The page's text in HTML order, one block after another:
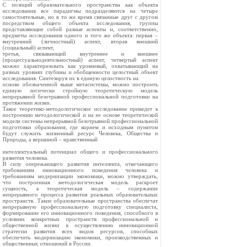
С позиций образовательного пространства как объекта
исследования все парадигмы подразделяются на четыре
самостоятельные, но в то же время связанные друг с другом
посредством общего объекта исследования, группы
представляющие собой разные аспекты и, соответственно,
предметы исследования одного и того же объекта: первая –
внутренний (личностный) аспект, вторая внешний
(социальный) аспект,
третья, связывающий внутреннее и внешнее
(процессуальнодеятельностный) аспект, четвертый аспект
можно характеризовать как уровневый, охватывающий на
разных уровнях глубины и обобщенности целостный объект
исследования. Синтезируя их в единую целостность на
основе обозначенной выше метасистемы, можно построить
единую логически стройную теоретическую модель
непрерывной безотрывной профессиональной подготовки на
протяжении жизни.
Такое теоретико-методологическое исследование приведет к
построению методологической и на ее основе теоретической
модели системы непрерывной безотрывной профессиональной
подготовки образования, где корнем и исходным пунктом
будут служить жизненный ресурс Человека, Общества и
Природы, а вершиной – нравственный
интеллектуальный потенциал общего и профессионального
развития человека.
В силу опережающего развития интеллекта, отвечающего
требованиям инновационного поведения человека и
требованиям модернизации экономики, можно утверждать,
что построенная методологическая модель раскроет
сущность, а теоретическая модель – содержание
непрерывного процесса развития реальных образовательных
пространств. Такие образовательные пространства обеспечат
непрерывную профессиональную подготовку специалиста,
формирование его инновационного поведения, способного в
условиях конкретных пространств профессиональной и
общественной жизни к осуществлению инновационной
стратегии развития всех видов ресурсов, способных
обеспечить модернизацию экономики, производственных и
общественных отношений в России.